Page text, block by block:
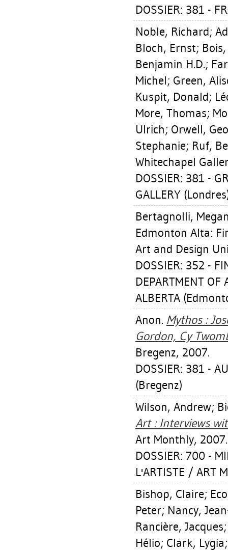
DOSSIER: 381 -
Noble, Richard;
Bloch, Ernst;
Benjamin H.D.;
Michel; Green,
Kuspit, Donald;
More, Thomas;
Ulrich; Orwell,
Stephanie; Ruf,
Whitechapel
DOSSIER: 381 -
GALLERY
Bertagnolli,
Edmonton Alta:
Art and Design
DOSSIER: 352 -
DEPARTMENT OF
ALBERTA
Anon. Mythos :
Gordon, Cy
Bregenz, 2007.
DOSSIER: 381 -
(Bregenz)
Wilson, Andrew;
Art : Interviews
Art Monthly, 2007.
DOSSIER: 700 -
L'ARTISTE / ART
Bishop, Claire;
Peter; Nancy,
Rancière, Jacques
Hélio; Clark, Lygia